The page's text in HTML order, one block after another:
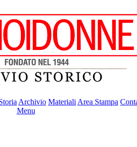
Archivio Materiali Area Stampa
Menu